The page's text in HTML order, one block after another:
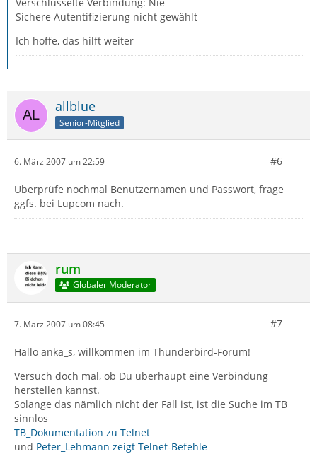
Sichere Autentifizierung nicht gewählt
Ich hoffe, das hilft weiter
allblue
Senior-Mitglied
6. März 2007 um 22:59 #6
Überprüfe nochmal Benutzernamen und Passwort, frage
ggfs. bei Lupcom nach.
rum
Globaler Moderator
7. März 2007 um 08:45 #7
Hallo anka_s, willkommen im Thunderbird-Forum!
Versuch doch mal, ob Du überhaupt eine Verbindung
herstellen kannst.
Solange das nämlich nicht der Fall ist, ist die Suche im TB
sinnlos
TB_Dokumentation zu Telnet
und Peter_Lehmann zeigt Telnet-Befehle